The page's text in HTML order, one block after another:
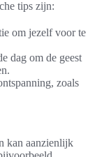
tips zijn:
om jezelf voor te
dag om de geest
zoals
kan aanzienlijk